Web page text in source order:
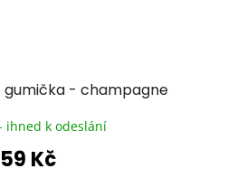
gumička - champagne
ihned k odeslání
Kč